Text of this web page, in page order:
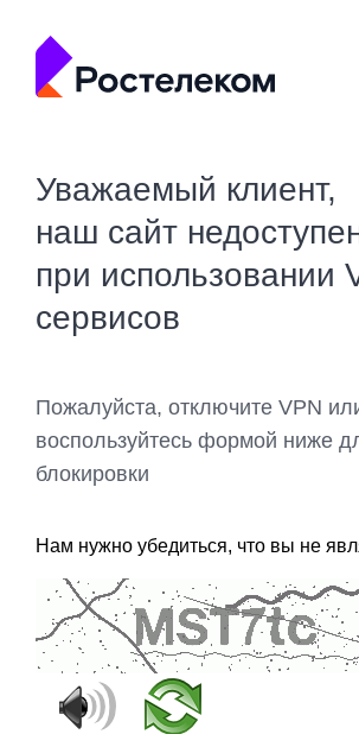
Уважаемый клиент,
наш сайт
при использовании
сервисов
Пожалуйста, отключите VPN
воспользуйтесь формой ниже
блокировки
Нам нужно убедиться, что вы не